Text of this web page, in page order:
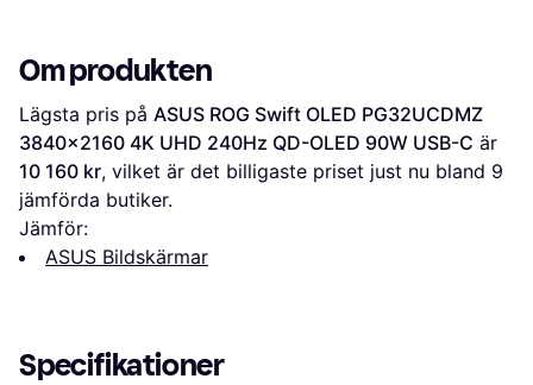
Om produkten
Lägsta pris på ASUS ROG Swift OLED PG32UCDMZ
3840x2160 4K UHD 240Hz QD-OLED 90W USB-C
10 160 kr, vilket är det billigaste priset just nu bland 9
jämförda butiker.
Jämför:
ASUS Bildskärmar
Specifikationer